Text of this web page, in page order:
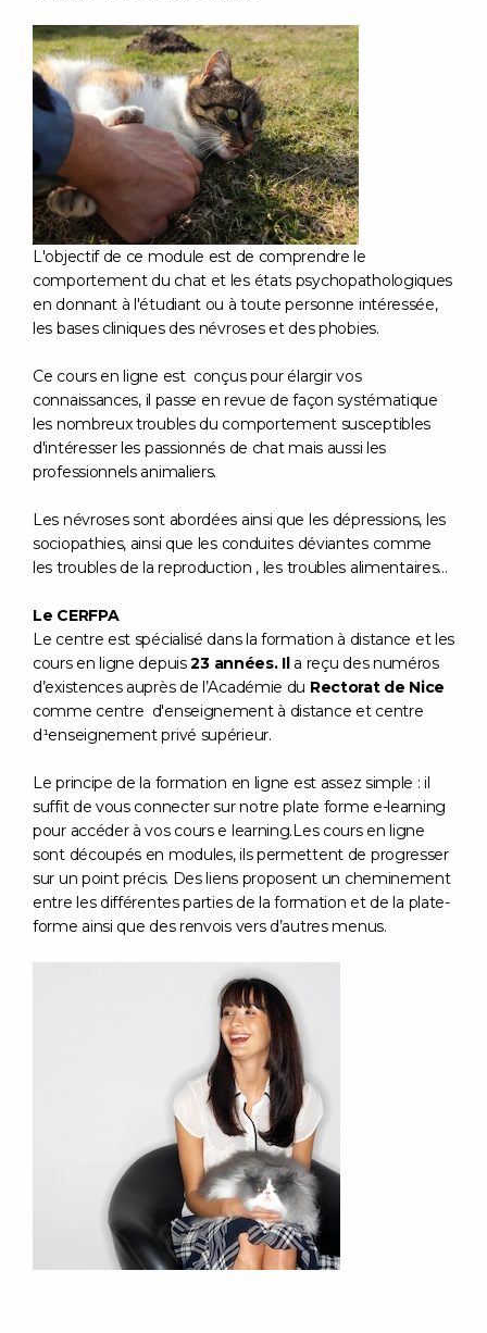
L'objectif de ce module est de comprendre le
comportement du chat et les états psychopathologiques
en donnant à l'étudiant ou à toute personne intéressée,
les bases cliniques des névroses et des phobies.
Ce cours en ligne est conçus pour élargir vos
connaissances, il passe en revue de façon systématique
les nombreux troubles du comportement susceptibles
d'intéresser les passionnés de chat mais aussi les
professionnels animaliers.
Les névroses sont abordées ainsi que les dépressions, les
sociopathies, ainsi que les conduites déviantes comme
les troubles de la reproduction , les troubles alimentaires...
Le CERFPA
Le centre est spécialisé dans la formation à distance et les
cours en ligne depuis23 années. Il a reçu des numéros
d’existences auprès de l’Académie du Rectorat de Nice
comme centre d'enseignement à distance et centre
d¹enseignement privé supérieur.
Le principe de la formation en ligne est assez simple : il
suffit de vous connecter sur notre plate forme e-learning
pour accéder à vos cours e learning.Les cours en ligne
sont découpés en modules, ils permettent de progresser
sur un point précis. Des liens proposent un cheminement
entre les différentes parties de la formation et de la plate-
forme ainsi que des renvois vers d’autres menus.